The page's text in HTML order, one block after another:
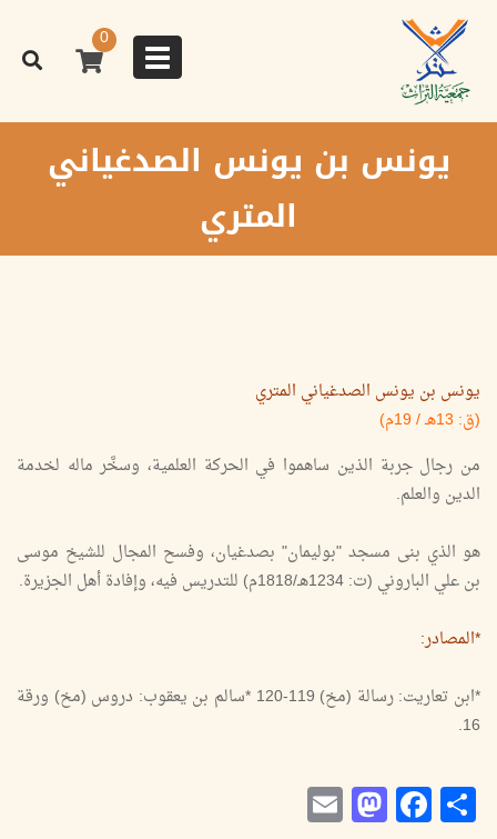
المحتوى
الرئيسي
Toggle
navigation
0
يونس بن يونس الصدغياني
المتري
يونس بن يونس الصدغياني المتري
(ق: 13هـ / 19م)
من رجال جربة الذين ساهموا في الحركة العلمية، وسخَّر ماله لخدمة
الدين والعلم.
هو الذي بنى مسجد "بوليمان" بصدغيان، وفسح المجال للشيخ موسى
بن علي الباروني (ت: 1234هـ/1818م) للتدريس فيه، وإفادة أهل الجزيرة.
*المصادر:
*ابن تعاريت: رسالة (مخ) 119-120 *سالم بن يعقوب: دروس (مخ) ورقة
16.
Share
Facebook
Mastodon